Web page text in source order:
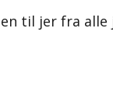
til jer fra alle